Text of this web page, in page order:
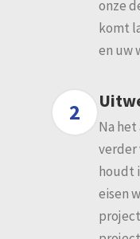
onze
komt
en uw
2
Na het
verder
houdt
eisen